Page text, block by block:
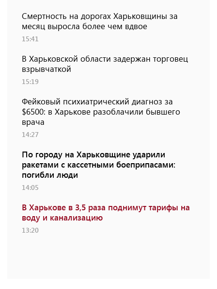
Смертность на дорогах Харьковщины за
месяц выросла более чем вдвое
15:41
В Харьковской области задержан торговец
взрывчаткой
15:19
Фейковый психиатрический диагноз за
$6500: в Харькове разоблачили бывшего
врача
14:27
По городу на Харьковщине ударили
ракетами с кассетными боеприпасами:
погибли люди
14:05
В Харькове в 3,5 раза поднимут тарифы на
воду и канализацию
13:20